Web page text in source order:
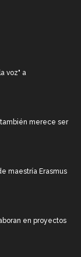
voz" a
merece ser
maestría Erasmus
en proyectos